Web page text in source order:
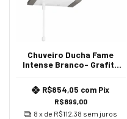
Chuveiro Ducha Fame
Intense Branco- Grafite
R$899,00
R$854,05 com Pix
8 x de R$112,38 sem juros